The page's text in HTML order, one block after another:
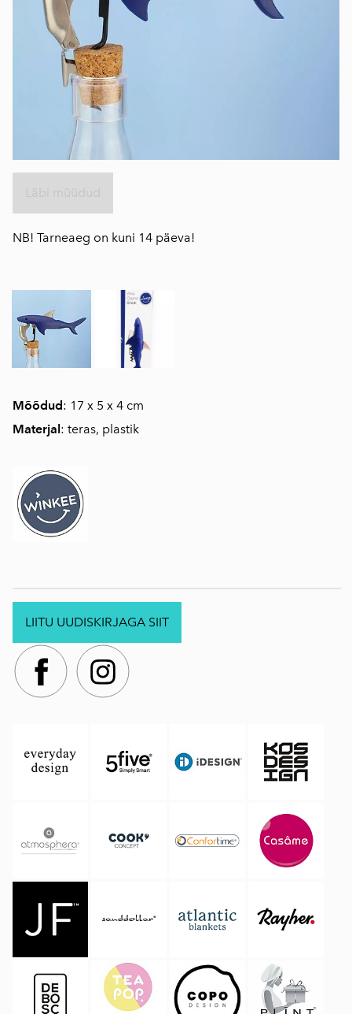
Mõõdud: 17 x 5 x 4 cm
Materjal : teras, plastik
NB! Tarneaeg on kuni 14 päeva!
LIITU UUDISKIRJAGA SIIT